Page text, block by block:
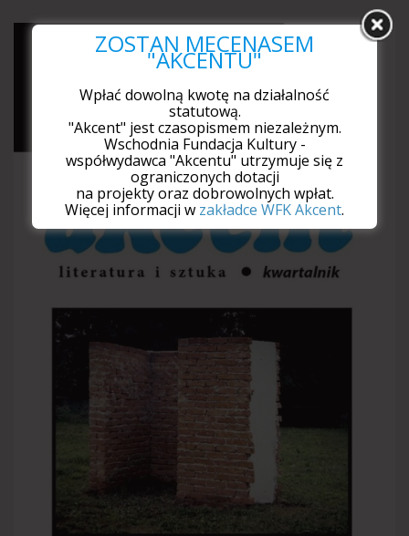
ZOSTAŃ MECENASEM
"AKCENTU"
Wpłać dowolną kwotę na działalność
statutową.
"Akcent" jest czasopismem niezależnym.
Wschodnia Fundacja Kultury -
współwydawca "Akcentu" utrzymuje się z
ograniczonych dotacji
na projekty oraz dobrowolnych wpłat.
Więcej informacji w zakładce WFK Akcent.